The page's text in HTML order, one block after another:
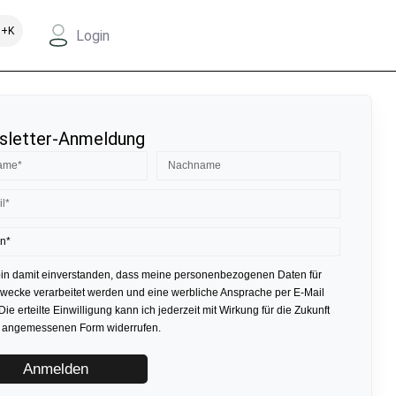
Login
Anmeldung
damit einverstanden, dass meine personenbezogenen Daten für
verarbeitet werden und eine werbliche Ansprache per E-Mail
erteilte Einwilligung kann ich jederzeit mit Wirkung für die Zukunft
Form widerrufen.
Anmelden